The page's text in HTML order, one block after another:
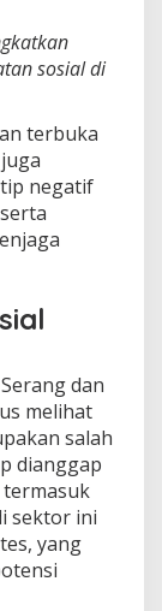
sosial di
terbuka
negatif
dan
melihat
salah
dianggap
sektor ini
yang